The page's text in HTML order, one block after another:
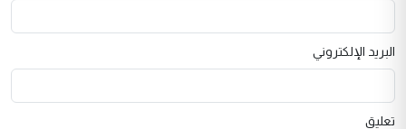
البريد الإلكتروني
تعليق